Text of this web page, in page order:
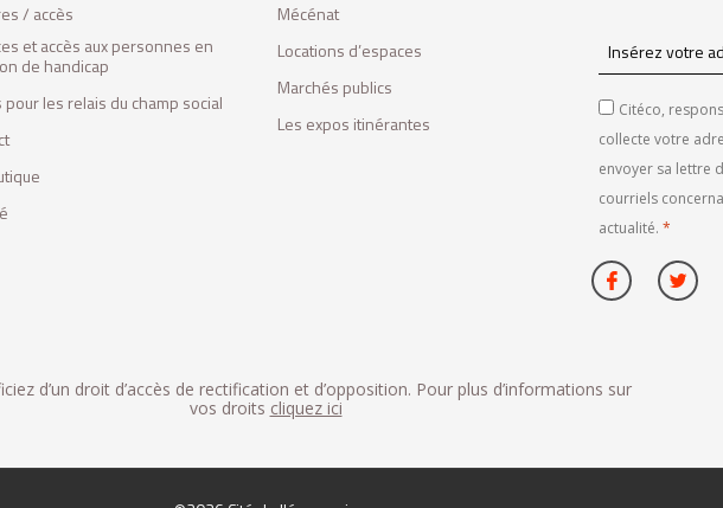
/ accès
et accès aux personnes en
de handicap
pour les relais du champ social
Mécénat
Locations d’espaces
Marchés publics
Les expos itinérantes
Insérez
votre
adresse
email
Citéco,
collecte votre
envoyer sa lettre
courriels
actualité. *
d’un droit d’accès de rectification et d’opposition. Pour plus d’informations sur
vos droits cliquez ici